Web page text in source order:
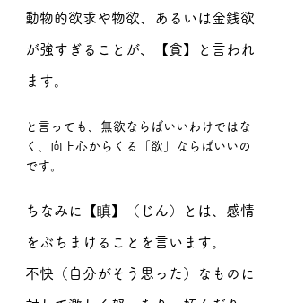
動物的欲求や物欲、あるいは金銭欲
が強すぎることが、【貪】と言われ
ます。
と言っても、無欲ならばいいわけではな
く、向上心からくる「欲」ならばいいの
です。
ちなみに【瞋】（じん）とは、感情
をぶちまけることを言います。
不快（自分がそう思った）なものに